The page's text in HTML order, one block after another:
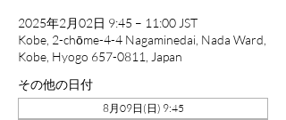
2025年2月02日 9:45 – 11:00 JST
Kobe, 2-chōme-4-4 Nagaminedai, Nada Ward,
Kobe, Hyogo 657-0811, Japan
その他の日付
8月09日(日) 9:45